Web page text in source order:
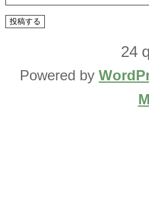
24
Powered by